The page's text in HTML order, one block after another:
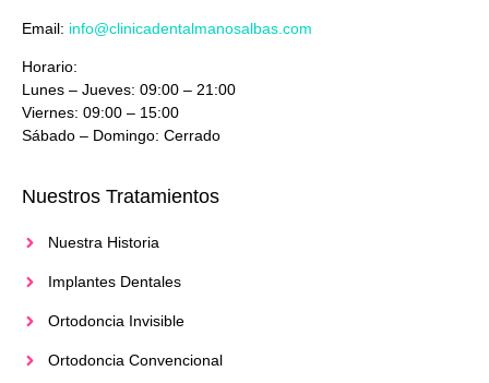
Email: info@clinicadentalmanosalbas.com
Horario:
Lunes – Jueves: 09:00 – 21:00
Viernes: 09:00 – 15:00
Sábado – Domingo: Cerrado
Nuestros Tratamientos
Nuestra Historia
Implantes Dentales
Ortodoncia Invisible
Ortodoncia Convencional